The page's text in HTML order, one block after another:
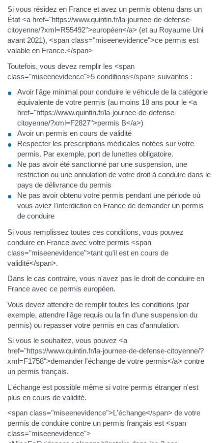
Si vous résidez en France et avez un permis obtenu dans un
État <a href="https://www.quintin.fr/la-journee-de-defense-
citoyenne/?xml=R55492">européen</a> (et au Royaume Uni
avant 2021), <span class="miseenevidence">ce permis est
valable en France.</span>
Toutefois, vous devez remplir les <span
class="miseenevidence">5 conditions</span> suivantes :
Avoir l'âge minimal pour conduire le véhicule de la catégorie
équivalente de votre permis (au moins 18 ans pour le <a
href="https://www.quintin.fr/la-journee-de-defense-
citoyenne/?xml=F2827">permis B</a>)
Avoir un permis en cours de validité
Respecter les prescriptions médicales notées sur votre
permis. Par exemple, port de lunettes obligatoire.
Ne pas avoir été sanctionné par une suspension, une
restriction ou une annulation de votre droit à conduire dans le
pays de délivrance du permis
Ne pas avoir obtenu votre permis pendant une période où
vous aviez l'interdiction en France de demander un permis
de conduire
Si vous remplissez toutes ces conditions, vous pouvez
conduire en France avec votre permis <span
class="miseenevidence">tant qu'il est en cours de
validité</span>.
Dans le cas contraire, vous n'avez pas le droit de conduire en
France avec ce permis européen.
Vous devez attendre de remplir toutes les conditions (par
exemple, attendre l'âge requis ou la fin d'une suspension du
permis) ou repasser votre permis en cas d'annulation.
Si vous le souhaitez, vous pouvez <a
href="https://www.quintin.fr/la-journee-de-defense-citoyenne/?
xml=F1758">demander l'échange de votre permis</a> contre
un permis français.
L'échange est possible même si votre permis étranger n'est
plus en cours de validité.
<span class="miseenevidence">L'échange</span> de votre
permis de conduire contre un permis français est <span
class="miseenevidence">